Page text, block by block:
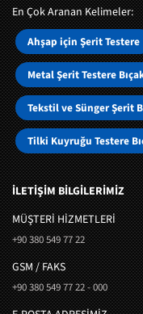
En Çok Aranan Kelimeler:
Ahşap için Şerit Testere
Metal Şerit Testere
Tekstil ve Sünger Şerit
Tilki Kuyruğu Testere
İLETİŞİM BİLGİLERİMİZ
MÜŞTERI HIZMETLERI
+90 380 549 77 22
GSM / FAKS
+90 380 549 77 22 - 000